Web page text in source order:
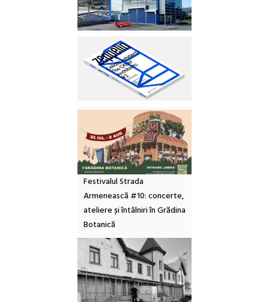
Festivalul Strada
Armenească #10: concerte,
ateliere și întâlniri în Grădina
Botanică